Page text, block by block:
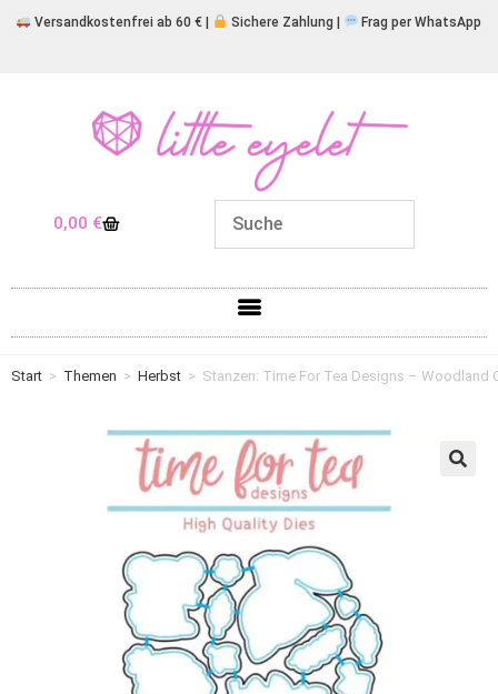
Versandkostenfrei ab 60 € | Sichere Zahlung | Frag per WhatsApp
0,00 €
Start > Themen > Herbst > Stanzen: Time For Tea Designs – Woodland